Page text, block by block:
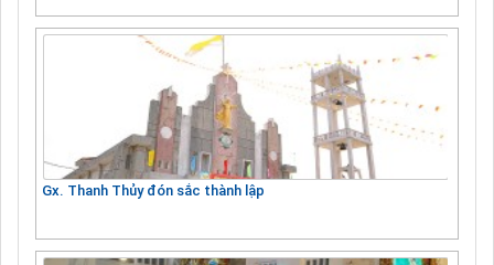
Gx. Thanh Thủy đón sắc thành lập